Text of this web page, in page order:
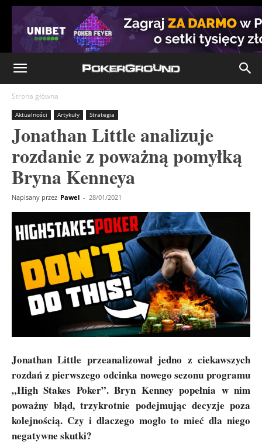
Strona główna
Aktualności Artykuły Strategia
Jonathan Little analizuje
rozdanie z poważną pomyłką
Bryna Kenneya
Napisany przez Pawel - 28/01/2021
Jonathan Little przeanalizował jedno z ciekawszych
rozdań z pierwszego odcinka nowego sezonu programu
„High Stakes Poker”. Bryn Kenney popełnia w nim
poważny błąd, trzykrotnie podejmując decyzje poza
kolejnością. Czy i dlaczego mogło to mieć dla niego
negatywne skutki?